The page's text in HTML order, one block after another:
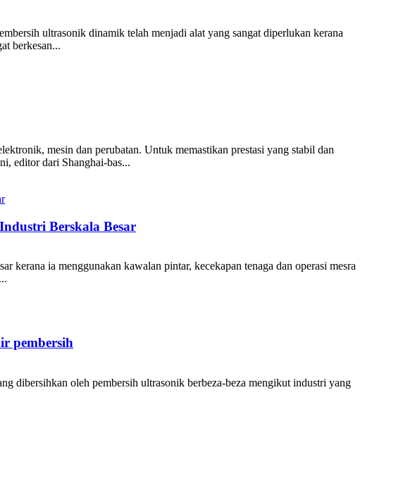
ultrasonik dinamik telah menjadi alat yang sangat diperlukan kerana
berkesan...
mesin dan perubatan. Untuk memastikan prestasi yang stabil dan
editor dari Shanghai-bas...
Berskala Besar
ia menggunakan kawalan pintar, kecekapan tenaga dan operasi mesra
pembersih
dibersihkan oleh pembersih ultrasonik berbeza-beza mengikut industri yang